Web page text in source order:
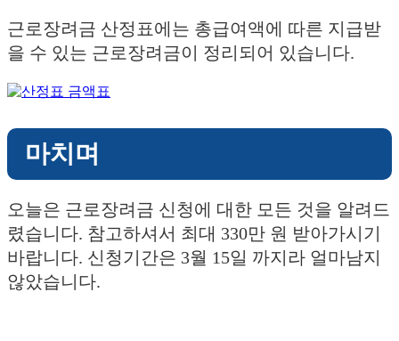
근로장려금 산정표에는 총급여액에 따른 지급받
을 수 있는 근로장려금이 정리되어 있습니다.
마치며
오늘은 근로장려금 신청에 대한 모든 것을 알려드
렸습니다. 참고하셔서 최대 330만 원 받아가시기
바랍니다. 신청기간은 3월 15일 까지라 얼마남지
않았습니다.